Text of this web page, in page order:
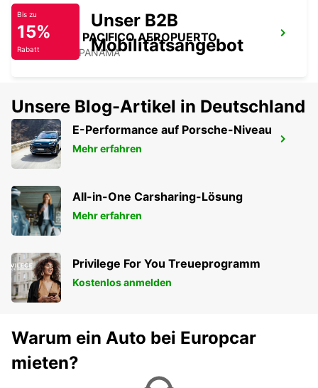
PANAMA PACIFICO AEROPUERTO
ARRAIJA - PANAMA
BOGOTA FLUGHAFEN
COLOMBIA - COLOMBIA
Bis zu
15%
Rabatt
Unser B2B
Mobilitätsangebot
Unsere Blog-Artikel in Deutschland
E-Performance auf Porsche-Niveau
Mehr erfahren
All-in-One Carsharing-Lösung
Mehr erfahren
Privilege For You Treueprogramm
Kostenlos anmelden
Warum ein Auto bei Europcar
mieten?